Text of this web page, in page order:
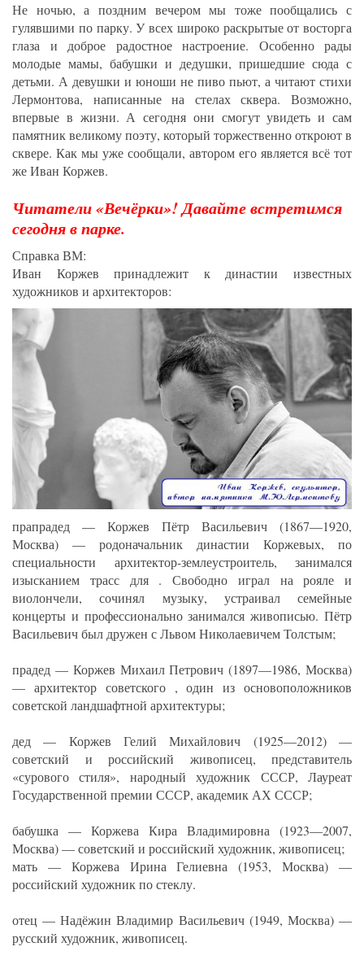
Не ночью, а поздним вечером мы тоже пообщались с
гулявшими по парку. У всех широко раскрытые от восторга
глаза и доброе радостное настроение. Особенно рады
молодые мамы, бабушки и дедушки, пришедшие сюда с
детьми. А девушки и юноши не пиво пьют, а читают стихи
Лермонтова, написанные на стелах сквера. Возможно,
впервые в жизни. А сегодня они смогут увидеть и сам
памятник великому поэту, который торжественно откроют в
сквере. Как мы уже сообщали, автором его является всё тот
же Иван Коржев.
Читатели «Вечёрки»! Давайте встретимся
сегодня в парке.
Справка ВМ:
Иван Коржев принадлежит к династии известных
художников и архитекторов:
прапрадед — Коржев Пётр Васильевич (1867—1920,
Москва) — родоначальник династии Коржевых, по
специальности архитектор-землеустроитель, занимался
изысканием трасс для . Свободно играл на рояле и
виолончели, сочинял музыку, устраивал семейные
концерты и профессионально занимался живописью. Пётр
Васильевич был дружен с Львом Николаевичем Толстым;
прадед — Коржев Михаил Петрович (1897—1986, Москва)
— архитектор советского , один из основоположников
советской ландшафтной архитектуры;
дед — Коржев Гелий Михайлович (1925—2012) —
советский и российский живописец, представитель
«сурового стиля», народный художник СССР, Лауреат
Государственной премии СССР, академик АХ СССР;
бабушка — Коржева Кира Владимировна (1923—2007,
Москва) — советский и российский художник, живописец;
мать — Коржева Ирина Гелиевна (1953, Москва) —
российский художник по стеклу.
отец — Надёжин Владимир Васильевич (1949, Москва) —
русский художник, живописец.